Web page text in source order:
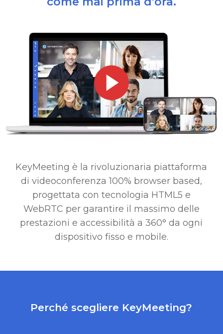
Play Video
KeyMeeting è la rivoluzionaria piattaforma
di videoconferenza 100% browser based,
progettata con tecnologia HTML5 e
WebRTC per garantire il massimo delle
prestazioni e accessibilità a 360° da ogni
dispositivo fisso e mobile.
Perché scegliere KeyMeeting?